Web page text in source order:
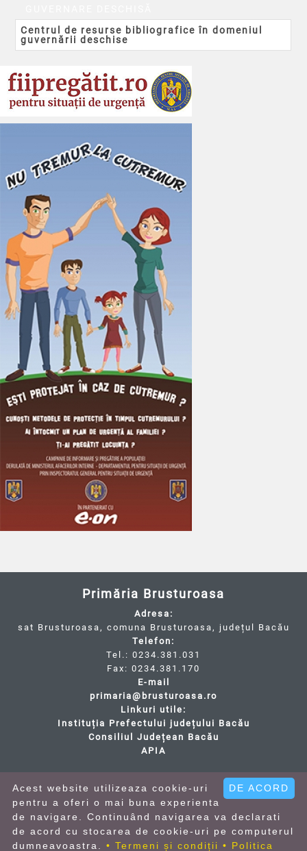
Centrul de resurse bibliografice în domeniul
guvernării deschise
Primăria Brusturoasa
Adresa:
sat Brusturoasa, comuna Brusturoasa, județul Bacău
Telefon:
Tel.: 0234.381.031
Fax: 0234.381.170
E-mail
primaria@brusturoasa.ro
Linkuri utile:
Instituția Prefectului județului Bacău
Consiliul Județean Bacău
APIA
Cod Județ 4 / Județul Bacău / Tipul UAT - 14 - C -
Comună / Codul SIRUTA al Unitații Administrativ-
Teritoriale - 21597 / Brusturoasa
• Termeni și condiții• Politica de confidentialitate
• Politica cookies
DE ACORD
Acest website utilizeaza cookie-uri
pentru a oferi o mai buna experienta
de navigare. Continuând navigarea va declarati
de acord cu stocarea de cookie-uri pe computerul
dumneavoastra. • Termeni și condiții • Politica